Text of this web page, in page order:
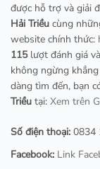
được hỗ trợ và giải
Hải Triều cùng
website chính thức:
115lượt đánh giá
không ngừng
dàng tìm đến, bạn
Triều tại: Xem trên
Số điện thoại: 0834
Facebook: Link